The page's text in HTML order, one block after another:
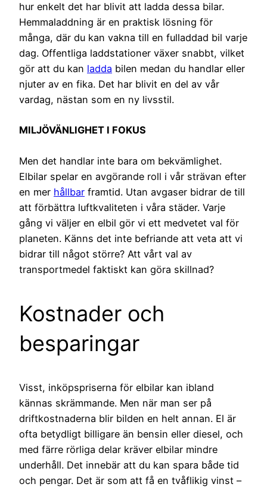
hur enkelt det har blivit att ladda dessa bilar.
Hemmaladdning är en praktisk lösning för
många, där du kan vakna till en fulladdad bil varje
dag. Offentliga laddstationer växer snabbt, vilket
gör att du kan ladda bilen medan du handlar eller
njuter av en fika. Det har blivit en del av vår
vardag, nästan som en ny livsstil.
MILJÖVÄNLIGHET I FOKUS
Men det handlar inte bara om bekvämlighet.
Elbilar spelar en avgörande roll i vår strävan efter
en mer hållbar framtid. Utan avgaser bidrar de till
att förbättra luftkvaliteten i våra städer. Varje
gång vi väljer en elbil gör vi ett medvetet val för
planeten. Känns det inte befriande att veta att vi
bidrar till något större? Att vårt val av
transportmedel faktiskt kan göra skillnad?
Kostnader och
besparingar
Visst, inköpspriserna för elbilar kan ibland
kännas skrämmande. Men när man ser på
driftkostnaderna blir bilden en helt annan. El är
ofta betydligt billigare än bensin eller diesel, och
med färre rörliga delar kräver elbilar mindre
underhåll. Det innebär att du kan spara både tid
och pengar. Det är som att få en tvåflikig vinst –